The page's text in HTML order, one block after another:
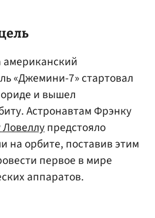
американский
«Джемини-7» стартовал
и вышел
Астронавтам Фрэнку
предстояло
на орбите, поставив этим
первое в мире
аппаратов.